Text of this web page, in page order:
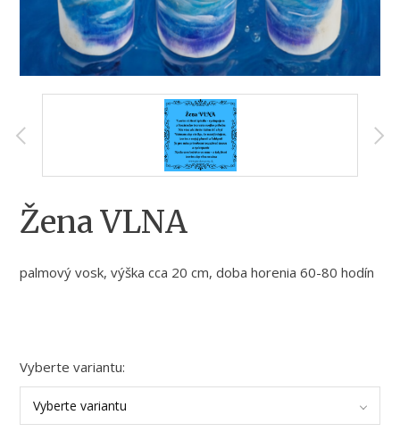
Žena VLNA
palmový vosk, výška cca 20 cm, doba horenia 60-80 hodín
Vyberte variantu:
Vyberte variantu